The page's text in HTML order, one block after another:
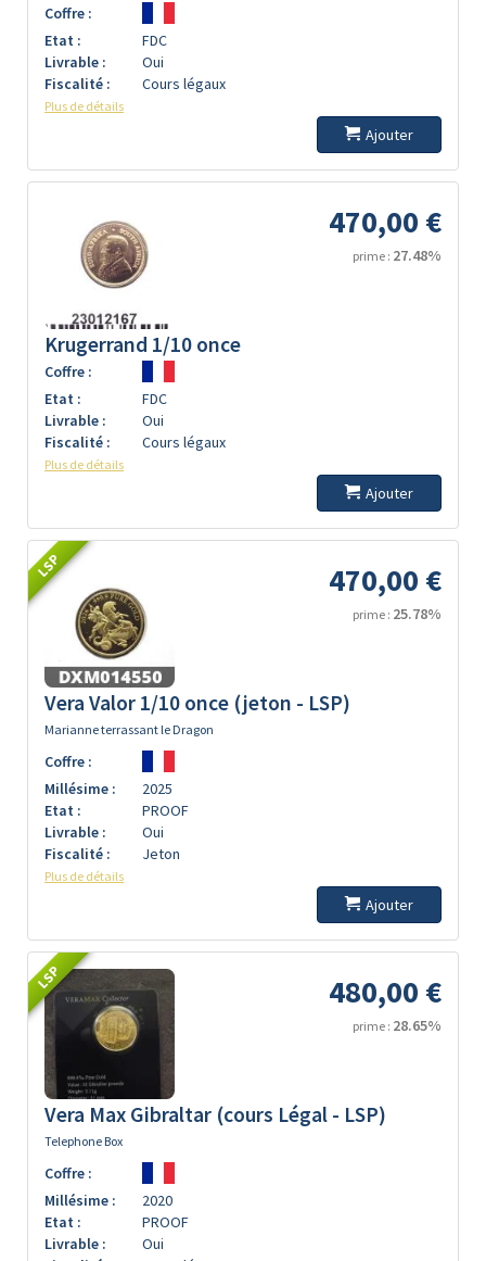
Coffre :
Etat :
FDC
Livrable :
Oui
Fiscalité :
Cours légaux
Plus de détails
Ajouter
470,00 €
prime : 27.48%
Krugerrand 1/10 once
Coffre :
Etat :
FDC
Livrable :
Oui
Fiscalité :
Cours légaux
Plus de détails
Ajouter
LSP 470,00 €
prime : 25.78%
Vera Valor 1/10 once (jeton - LSP)
Marianne terrassant le Dragon
Coffre :
Millésime :
2025
Etat :
PROOF
Livrable :
Oui
Fiscalité :
Jeton
Plus de détails
Ajouter
LSP 480,00 €
prime : 28.65%
Vera Max Gibraltar (cours Légal - LSP)
Telephone Box
Coffre :
Millésime :
2020
Etat :
PROOF
Livrable :
Oui